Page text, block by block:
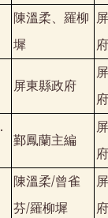
陳溫柔、羅柳
墀
府
屏東縣政府
府
.
鄞鳳蘭主編
府
陳溫柔/曾雀
芬/羅柳墀
府